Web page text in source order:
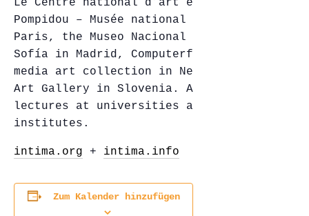
Le Centre national d’art et de Culture
Pompidou – Musée national d’art moderne in
Paris, the Museo Nacional Centro de Arte
Sofía in Madrid, Computerfinearts – net
media art collection in New York, and
Art Gallery in Slovenia. As a guest artist
lectures at universities and contemporary
institutes.
intima.org + intima.info
Zum Kalender hinzufügen